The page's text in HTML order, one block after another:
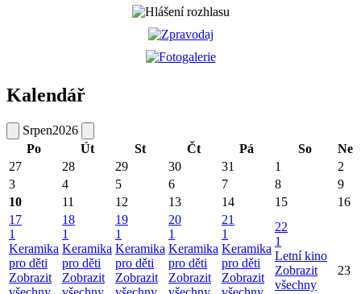
Kalendář
Srpen2026
Po
Út St Čt Pá So
Ne
27
28 29 30 31 1
2
3
4 5 6 7 8
9
10
11 12 13 14 15
16
17
1
Keramika
pro děti
Zobrazit
18
1
Keramika
pro děti
Zobrazit
19
1
Keramika
pro děti
Zobrazit
20
1
Keramika
pro děti
Zobrazit
21
1
Keramika
pro děti
Zobrazit
22
1
Letní kino
Zobrazit
všechny
23